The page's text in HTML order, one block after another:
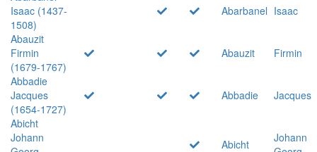
Isaac (1437-
1508)
Abarbanel Isaac
Abauzit
Firmin
(1679-1767)
Abauzit
Firmin
Abbadie
Jacques
(1654-1727)
Abbadie
Jacques
Abicht
Johann
Abicht
Johann